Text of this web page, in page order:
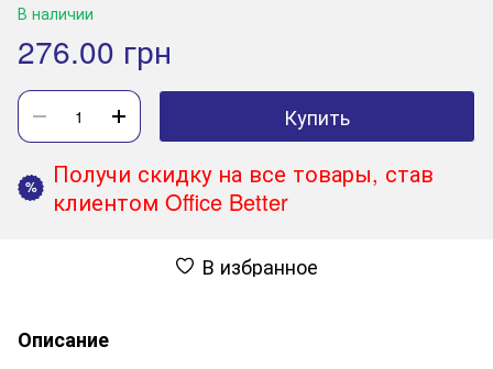
В наличии
276.00 грн
Купить
%
Получи скидку на все товары, став
клиентом Office Better
В избранное
Описание